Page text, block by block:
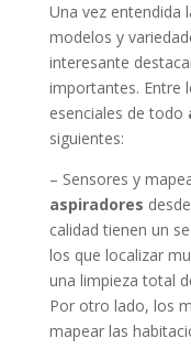
Una vez entendida
modelos y
interesante
importantes. Entre
esenciales de todo
siguientes:
– Sensores y
aspiradores
calidad tienen un
los que localizar
una limpieza total
Por otro lado, los
mapear las